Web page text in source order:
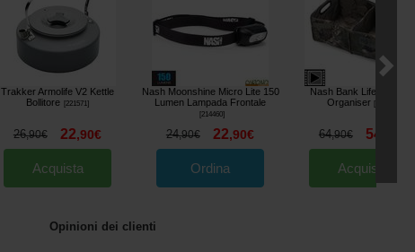
Trakker Armolife V2 Kettle
Bollitore
221571]
26,90€ 22,90€
Acquista
Nash Moonshine Micro Lite 150
Lumen Lampada Frontale
214460]
24,90€ 22,90€
Ordina
Nash Bank Life Fold Flat
Organiser
64,90€ 54
Acquista
Opinioni dei clienti